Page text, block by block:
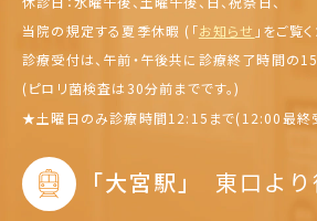
当院の規定する夏季休暇 (「お知らせ 」をご覧
診療受付は、午前・午後共に診療終了時間の15
(ピロリ菌検査は30分前までです。)
★土曜日のみ診療時間12:15まで(12:00最終
｢大宮駅｣ 東口よ